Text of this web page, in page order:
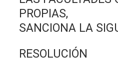
PROPIAS,
SANCIONA LA
RESOLUCIÓN